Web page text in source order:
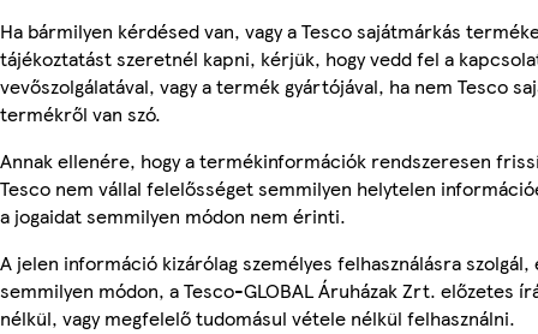
Ha bármilyen kérdésed van, vagy a Tesco sajátmárkás
tájékoztatást szeretnél kapni, kérjük, hogy vedd fel a
vevőszolgálatával, vagy a termék gyártójával, ha nem Tesco
termékről van szó.
Annak ellenére, hogy a termékinformációk rendszeresen
Tesco nem vállal felelősséget semmilyen helytelen
a jogaidat semmilyen módon nem érinti.
A jelen információ kizárólag személyes felhasználásra
semmilyen módon, a Tesco-GLOBAL Áruházak Zrt. előzetes
nélkül, vagy megfelelő tudomásul vétele nélkül felhasználni.